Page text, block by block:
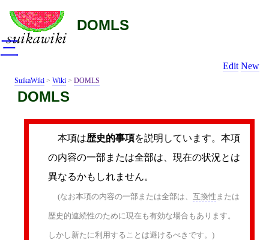
DOMLS
Edit New
SuikaWiki > Wiki > DOMLS
DOMLS
本項は歴史的事項を説明しています。本項
の内容の一部または全部は、現在の状況とは
異なるかもしれません。
(なお本項の内容の一部または全部は、 互換性 または
歴史的連続性のために現在も有効な場合もあります。
しかし新たに利用することは避けるべきです。)
三